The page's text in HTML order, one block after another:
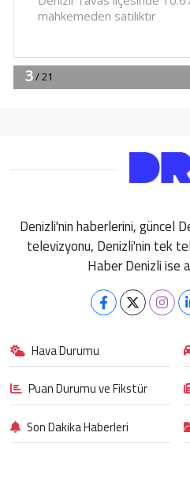
Denizli'nin haberlerini, güncel
televizyonu, Denizli'nin tek
Haber Denizli ise
Hava Durumu
Puan Durumu ve Fikstür
Son Dakika Haberleri